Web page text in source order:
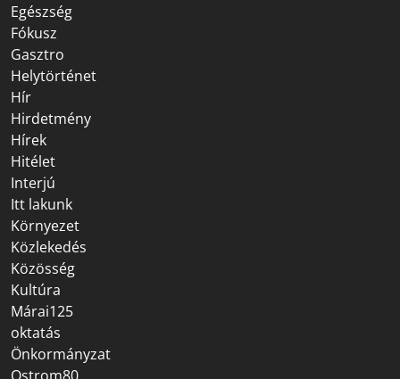
Egészség
Fókusz
Gasztro
Helytörténet
Hír
Hirdetmény
Hírek
Hitélet
Interjú
Itt lakunk
Környezet
Közlekedés
Közösség
Kultúra
Márai125
oktatás
Önkormányzat